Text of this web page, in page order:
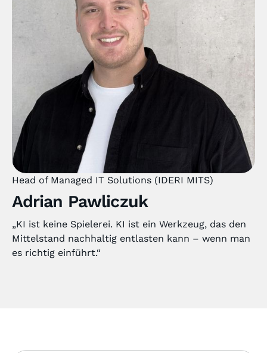
Head of Managed IT Solutions (IDERI MITS)
Adrian Pawliczuk
„KI ist keine Spielerei. KI ist ein Werkzeug, das den
Mittelstand nachhaltig entlasten kann – wenn man
es richtig einführt.“